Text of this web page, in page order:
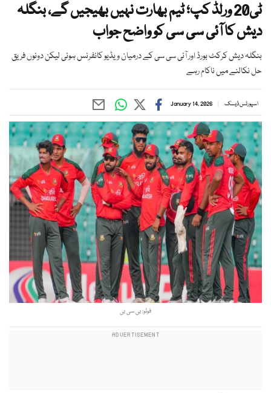
ٹی20 ورلڈ کپ؛ ٹیم بھارت نہیں بھیجیں گے، بنگلہ
دیش کا آئی سی سی کو واضح جواب
بنگلہ دیش کرکٹ بورڈ اور آئی سی سی کے درمیان ویڈیو کانفرنس ہوئی لیکن دونوں فریق
حل نکالنے میں ناکام رہے
اسپورٹس ڈیسک January 14, 2026
فوٹو: بی سی بی